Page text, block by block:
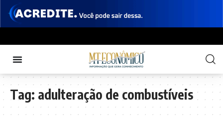
Tag: adulteração de combustíveis